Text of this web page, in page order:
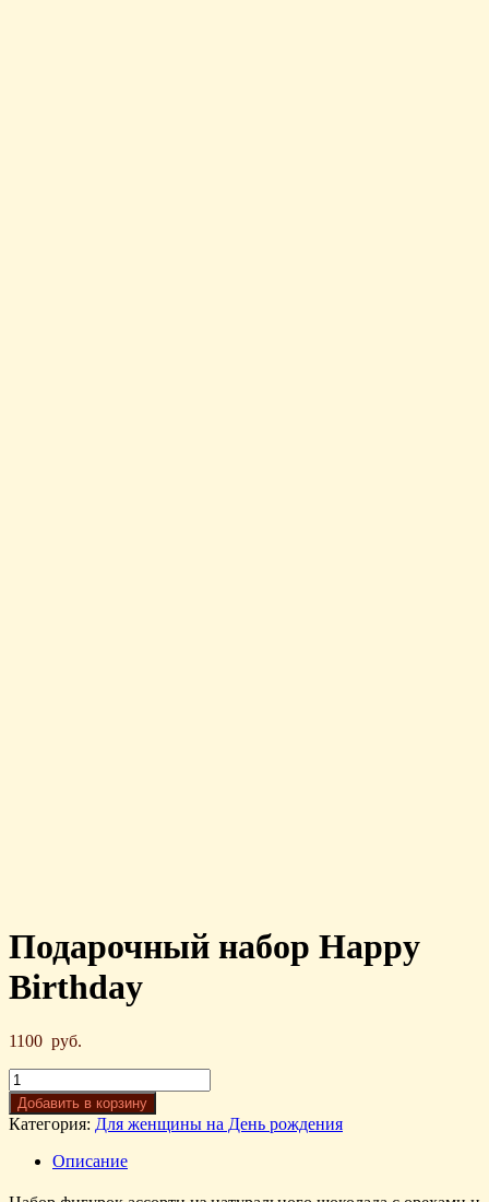
Подарочный набор Happy
Birthday
1100 руб.
Добавить в корзину
Категория: Для женщины на День рождения
Описание